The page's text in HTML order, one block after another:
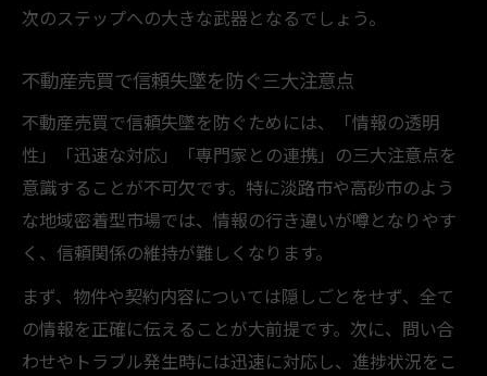
次のステップへの大きな武器となるでしょう。
不動産売買で信頼失墜を防ぐ三大注意点
不動産売買で信頼失墜を防ぐためには、「情報の透明
性」「迅速な対応」「専門家との連携」の三大注意点を
意識することが不可欠です。特に淡路市や高砂市のよう
な地域密着型市場では、情報の行き違いが噂となりやす
く、信頼関係の維持が難しくなります。
まず、物件や契約内容については隠しごとをせず、全て
の情報を正確に伝えることが大前提です。次に、問い合
わせやトラブル発生時には迅速に対応し、進捗状況をこ